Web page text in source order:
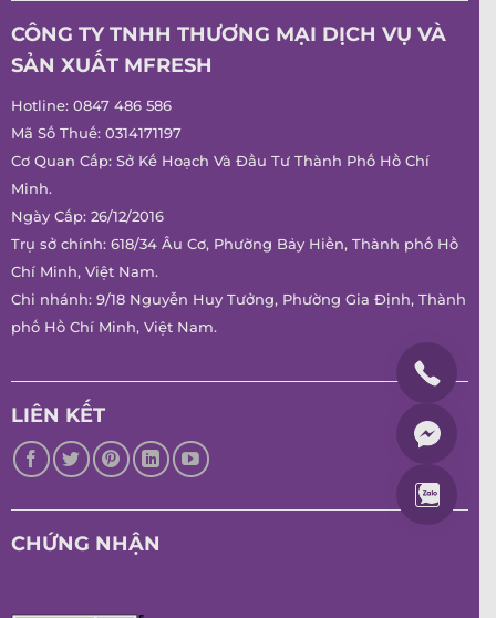
CÔNG TY TNHH THƯƠNG MẠI DỊCH VỤ VÀ
SẢN XUẤT MFRESH
Hotline: 0847 486 586
Mã Số Thuế: 0314171197
Cơ Quan Cấp: Sở Kế Hoạch Và Đầu Tư Thành Phố Hồ Chí
Minh.
Ngày Cấp: 26/12/2016
Trụ sở chính: 618/34 Âu Cơ, Phường Bảy Hiền, Thành phố Hồ
Chí Minh, Việt Nam.
Chi nhánh: 9/18 Nguyễn Huy Tưởng, Phường Gia Định, Thành
phố Hồ Chí Minh, Việt Nam.
LIÊN KẾT
CHỨNG NHẬN